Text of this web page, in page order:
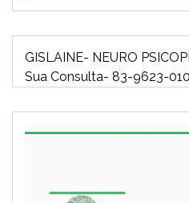
áudio
GISLAINE- NEURO
Sua Consulta- 83-9623-